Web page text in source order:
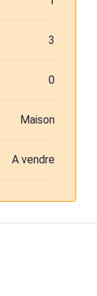
3
0
Maison
A vendre